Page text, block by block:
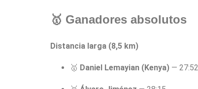
🥇 Ganadores absolutos
Distancia larga (8,5 km)
🥇 Daniel Lemayian (Kenya) — 27:52